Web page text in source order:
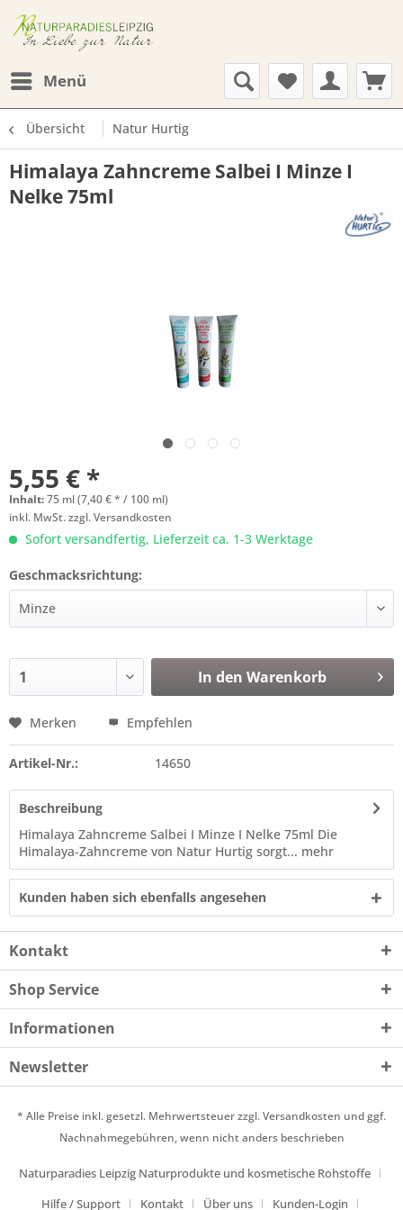
Menü
Übersicht Natur Hurtig
Himalaya Zahncreme Salbei I Minze I
Nelke 75ml
5,55 € *
Inhalt:75 ml (7,40 € * / 100 ml)
inkl. MwSt.zzgl. Versandkosten
Sofort versandfertig, Lieferzeit ca. 1-3 Werktage
Geschmacksrichtung:
In den Warenkorb
Merken Empfehlen
Artikel-Nr.: 14650
Beschreibung
Himalaya Zahncreme Salbei I Minze I Nelke 75ml Die
Himalaya-Zahncreme von Natur Hurtig sorgt... mehr
Kunden haben sich ebenfalls angesehen
Kontakt
Shop Service
Informationen
Newsletter
* Alle Preise inkl. gesetzl. Mehrwertsteuer zzgl.Versandkosten und ggf.
Nachnahmegebühren, wenn nicht anders beschrieben
Naturparadies Leipzig Naturprodukte und kosmetische Rohstoffe
Hilfe / Support
Kontakt Über uns Kunden-Login